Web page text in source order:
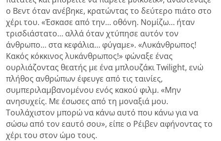
ο Βεντ όταν ανέβηκε, κρατώντας το δεύτερο πιάτο στο
χέρι του. «Έσκασε από την… οθόνη. Νομίζω… ήταν
τρισδιάστατο… αλλά όταν χτύπησε αυτόν τον
άνθρωπο… στα κεφάλια… φύγαμε». «Λυκάνθρωπος!
Κακός κόκκινος λυκάνθρωπος!» φώναξε ένας
ουρλιάζοντας θεατής με ένα μπλουζάκι Twilight, ενώ
πλήθος ανθρώπων έφευγε από τις ταινίες,
συμπεριλαμβανομένου ενός κακού φιλμ. «Μην
ανησυχείς. Με έσωσες από τη μοναξιά μου.
Τουλάχιστον μπορώ να κάνω αυτό που κάνω για να
σώσω από τον εαυτό σου», είπε ο Ρέιβεν αφήνοντας το
χέρι του στον ώμο τους.